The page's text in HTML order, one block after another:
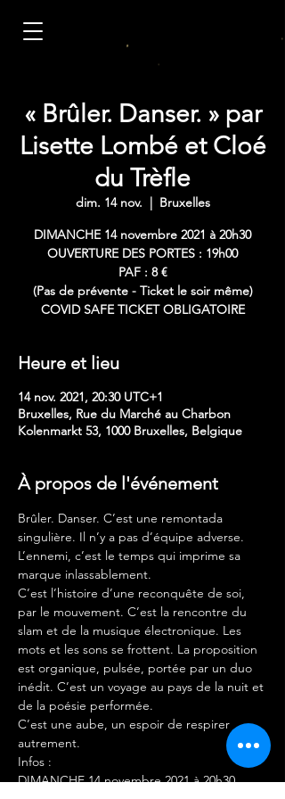
« Brûler. Danser. » par
Lisette Lombé et Cloé
du Trèfle
dim. 14 nov.
  |
Bruxelles
DIMANCHE 14 novembre 2021 à 20h30
OUVERTURE DES PORTES : 19h00
PAF : 8 €
(Pas de prévente - Ticket le soir même)
COVID SAFE TICKET OBLIGATOIRE
Heure et lieu
14 nov. 2021, 20:30 UTC+1
Bruxelles, Rue du Marché au Charbon
Kolenmarkt 53, 1000 Bruxelles, Belgique
À propos de l'événement
Brûler. Danser. C’est une remontada
singulière. Il n’y a pas d’équipe adverse.
L’ennemi, c’est le temps qui imprime sa
marque inlassablement.
C’est l’histoire d’une reconquête de soi,
par le mouvement. C’est la rencontre du
slam et de la musique électronique. Les
mots et les sons se frottent. La proposition
est organique, pulsée, portée par un duo
inédit. C’est un voyage au pays de la nuit et
de la poésie performée.
C’est une aube, un espoir de respirer
autrement.
Infos :
DIMANCHE 14 novembre 2021 à 20h30